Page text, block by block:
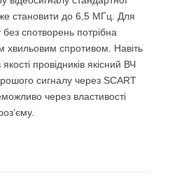
становити до 6,5 МГц. Для
без спотворень потрібна
хвильовим спротивом. Навіть
провідників якісний ВЧ
сигналу через SCART
через властивості